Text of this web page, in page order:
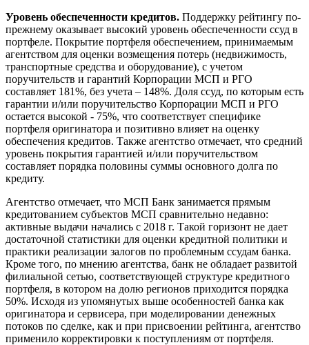
Уровень обеспеченности кредитов. Поддержку рейтингу по-
прежнему оказывает высокий уровень обеспеченности ссуд в
портфеле. Покрытие портфеля обеспечением, принимаемым
агентством для оценки возмещения потерь (недвижимость,
транспортные средства и оборудование), с учетом
поручительств и гарантий Корпорации МСП и РГО
составляет 181%, без учета – 148%. Доля ссуд, по которым есть
гарантии и/или поручительство Корпорации МСП и РГО
остается высокой - 75%, что соответствует специфике
портфеля оригинатора и позитивно влияет на оценку
обеспечения кредитов. Также агентство отмечает, что средний
уровень покрытия гарантией и/или поручительством
составляет порядка половины суммы основного долга по
кредиту.
Агентство отмечает, что МСП Банк занимается прямым
кредитованием субъектов МСП сравнительно недавно:
активные выдачи начались с 2018 г. Такой горизонт не дает
достаточной статистики для оценки кредитной политики и
практики реализации залогов по проблемным ссудам банка.
Кроме того, по мнению агентства, банк не обладает развитой
филиальной сетью, соответствующей структуре кредитного
портфеля, в котором на долю регионов приходится порядка
50%. Исходя из упомянутых выше особенностей банка как
оригинатора и сервисера, при моделировании денежных
потоков по сделке, как и при присвоении рейтинга, агентство
применило корректировки к поступлениям от портфеля.